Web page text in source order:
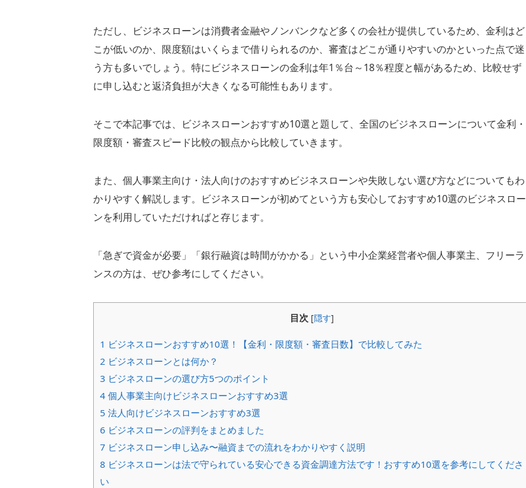
ただし、ビジネスローンは消費者金融やノンバンクなど多くの会社が提供しているため、金利はど
こが低いのか、限度額はいくらまで借りられるのか、審査はどこが通りやすいのかといった点で迷
う方も多いでしょう。特にビジネスローンの金利は年1％台～18％程度と幅があるため、比較せず
に申し込むと返済負担が大きくなる可能性もあります。
そこで本記事では、ビジネスローンおすすめ10選と題して、全国のビジネスローンについて金利・
限度額・審査スピード比較の観点から比較していきます。
また、個人事業主向け・法人向けのおすすめビジネスローンや失敗しない選び方などについてもわ
かりやすく解説します。ビジネスローンが初めてという方も安心しておすすめ10選のビジネスロー
ンを利用していただければと存じます。
「急ぎで資金が必要」「銀行融資は時間がかかる」という中小企業経営者や個人事業主、フリーラ
ンスの方は、ぜひ参考にしてください。
目次 [隠す]
1 ビジネスローンおすすめ10選！【金利・限度額・審査日数】で比較してみた
2 ビジネスローンとは何か？
3 ビジネスローンの選び方5つのポイント
4 個人事業主向けビジネスローンおすすめ3選
5 法人向けビジネスローンおすすめ3選
6 ビジネスローンの評判をまとめました
7 ビジネスローン申し込み〜融資までの流れをわかりやすく説明
8 ビジネスローンは法で守られている安心できる資金調達方法です！おすすめ10選を参考にしてくださ
い